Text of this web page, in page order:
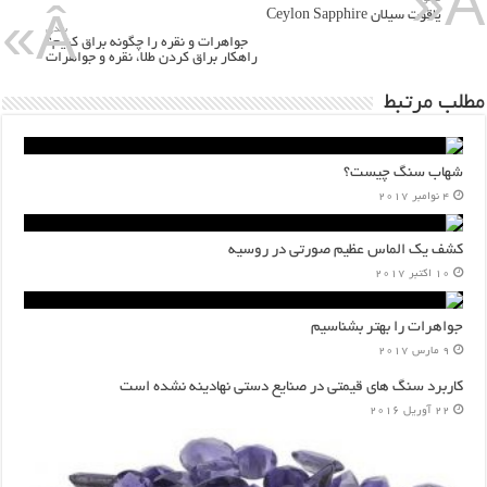
یاقوت سیلان Ceylon Sapphire
بعدی
جواهرات و نقره را چگونه براق کنیم؟
راهکار براق کردن طلا، نقره و جواهرات
مطلب مرتبط
شهاب سنگ چیست؟
4 نوامبر 2017
کشف یک الماس عظیم صورتی در روسیه
10 اکتبر 2017
جواهرات را بهتر بشناسیم
9 مارس 2017
کاربرد سنگ های قیمتی در صنایع دستی نهادینه نشده است
22 آوریل 2016